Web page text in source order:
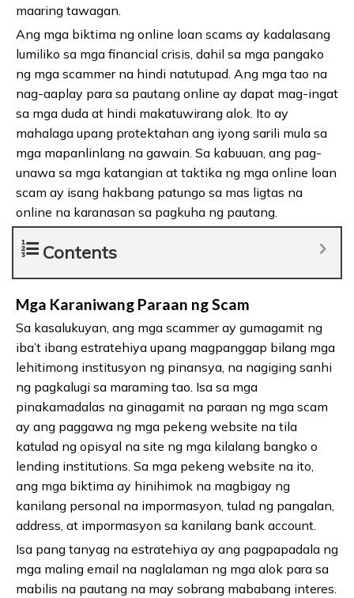
maaring tawagan.
Ang mga biktima ng online loan scams ay kadalasang
lumiliko sa mga financial crisis, dahil sa mga pangako
ng mga scammer na hindi natutupad. Ang mga tao na
nag-aaplay para sa pautang online ay dapat mag-ingat
sa mga duda at hindi makatuwirang alok. Ito ay
mahalaga upang protektahan ang iyong sarili mula sa
mga mapanlinlang na gawain. Sa kabuuan, ang pag-
unawa sa mga katangian at taktika ng mga online loan
scam ay isang hakbang patungo sa mas ligtas na
online na karanasan sa pagkuha ng pautang.
Contents
Mga Karaniwang Paraan ng Scam
Sa kasalukuyan, ang mga scammer ay gumagamit ng
iba’t ibang estratehiya upang magpanggap bilang mga
lehitimong institusyon ng pinansya, na nagiging sanhi
ng pagkalugi sa maraming tao. Isa sa mga
pinakamadalas na ginagamit na paraan ng mga scam
ay ang paggawa ng mga pekeng website na tila
katulad ng opisyal na site ng mga kilalang bangko o
lending institutions. Sa mga pekeng website na ito,
ang mga biktima ay hinihimok na magbigay ng
kanilang personal na impormasyon, tulad ng pangalan,
address, at impormasyon sa kanilang bank account.
Isa pang tanyag na estratehiya ay ang pagpapadala ng
mga maling email na naglalaman ng mga alok para sa
mabilis na pautang na may sobrang mababang interes.